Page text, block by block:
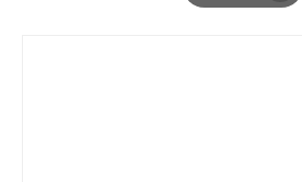
Print